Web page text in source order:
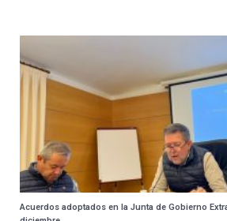
Acuerdos adoptados en la Junta de Gobierno